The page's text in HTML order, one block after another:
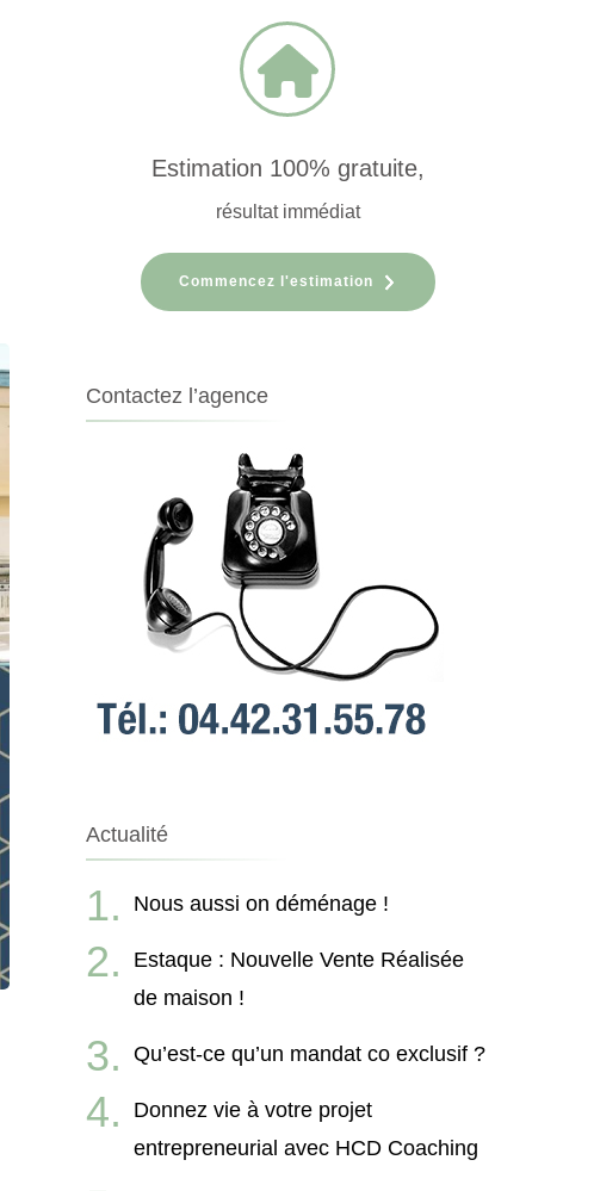
Estimation 100% gratuite,
résultat immédiat
Commencez l'estimation
Contactez l’agence
Actualité
Nous aussi on déménage !
Estaque : Nouvelle Vente Réalisée
de maison !
Qu’est-ce qu’un mandat co exclusif ?
Donnez vie à votre projet
entrepreneurial avec HCD Coaching